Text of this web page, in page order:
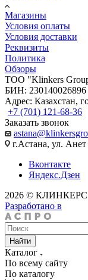
Магазины
Условия оплаты
Условия доставки
Реквизиты
Политика
Обзоры
TOO "Klinkers
БИН: 230140026896
Адрес: Казахстан,
+7 (701) 121-68-36
Заказать звонок
г.Астана, ул. Анет
Вконтакте
Яндекс.Дзен
2026 © КЛИНКЕРС
Разработано в
Найти
Каталог
По всему сайту
По каталогу